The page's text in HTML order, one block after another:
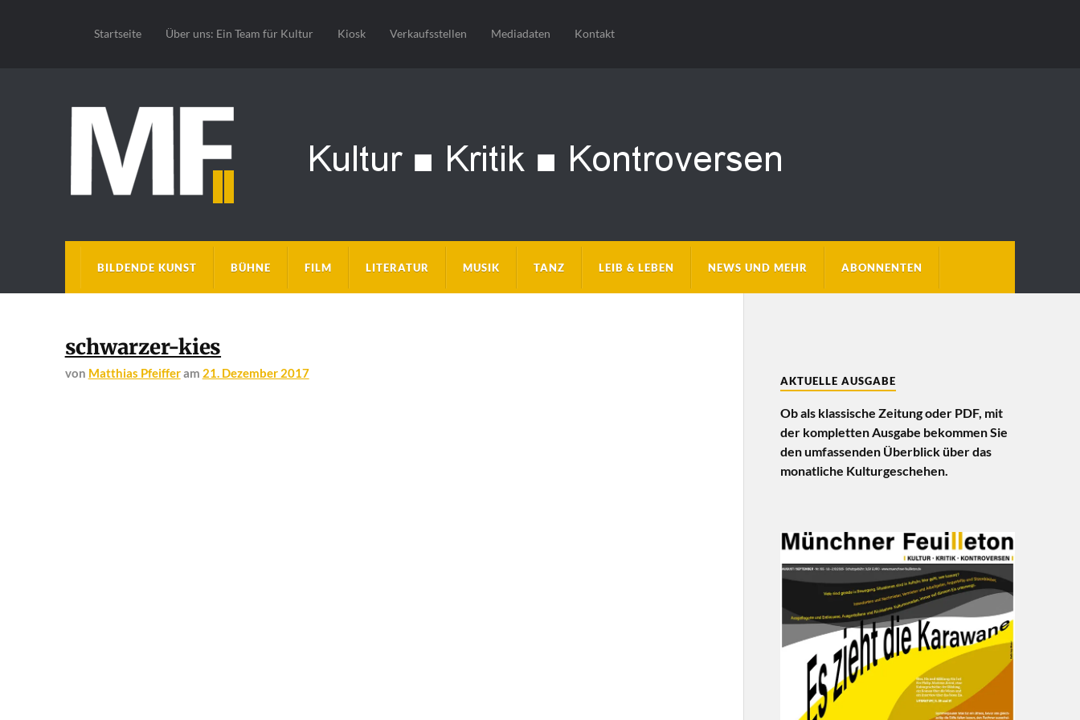
Startseite Über uns: Ein Team für Kultur Kiosk Verkaufsstellen Mediadaten Kontakt
BILDENDE KUNST BÜHNE FILM LITERATUR MUSIK TANZ LEIB & LEBEN NEWS UND MEHR ABONNENTEN
schwarzer-kies
von Matthias Pfeifferam 21. Dezember 2017
AKTUELLE AUSGABE
Ob als klassische Zeitung oder PDF, mit
der kompletten Ausgabe bekommen Sie
den umfassenden Überblick über das
monatliche Kulturgeschehen.